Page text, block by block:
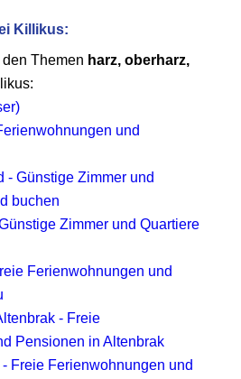
Killikus:
Themen harz, oberharz,
und
- Günstige Zimmer und
buchen
Zimmer und Quartiere
Ferienwohnungen und
- Freie
Pensionen in Altenbrak
Freie Ferienwohnungen und